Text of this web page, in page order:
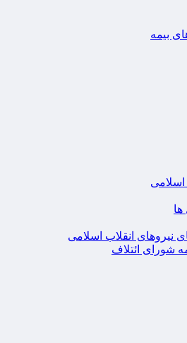
بیمه
نیروهای انقلاب اسلامی
شورای ائتلاف